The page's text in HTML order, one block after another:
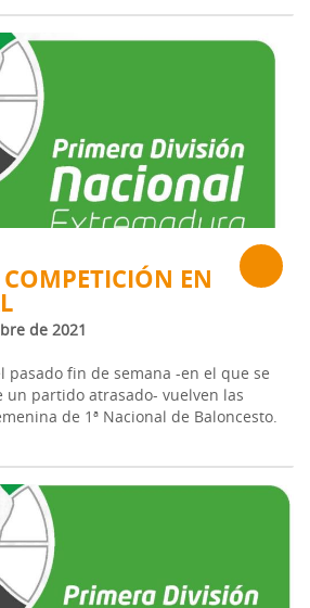
COMPETICIÓN EN
de 2021
pasado fin de semana -en el que se
partido atrasado- vuelven las
de 1ª Nacional de Baloncesto.